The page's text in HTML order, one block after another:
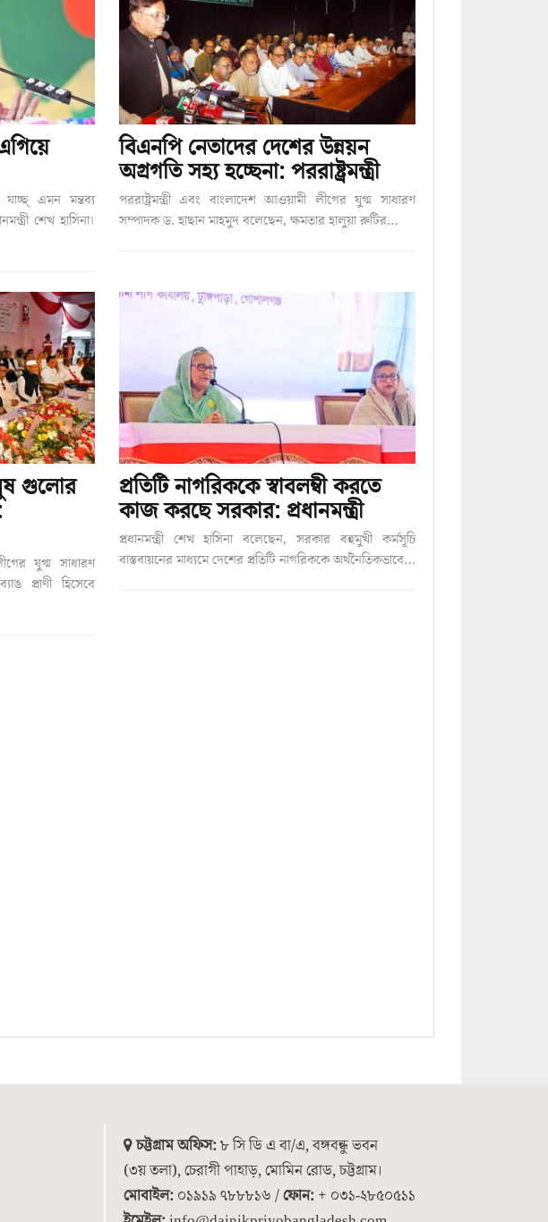
এমন মন্তব্য
শেখ হাসিনা।
বিএনপি নেতাদের দেশের উন্নয়ন
অগ্রগতি সহ্য হচ্ছেনা: পররাষ্ট্রমন্ত্রী
পররাষ্ট্রমন্ত্রী এবং বাংলাদেশ আওয়ামী লীগের যুগ্ম সাধারণ
সম্পাদক ড. হাছান মাহমুদ বলেছেন, ক্ষমতার হালুয়া রুটির…
গুলোর
যুগ্ম সাধারণ
প্রাণী হিসেবে
প্রতিটি নাগরিককে স্বাবলম্বী করতে
কাজ করছে সরকার: প্রধানমন্ত্রী
প্রধানমন্ত্রী শেখ হাসিনা বলেছেন, সরকার বহুমুখী কর্মসূচি
বাস্তবায়নের মাধ্যমে দেশের প্রতিটি নাগরিককে অর্থনৈতিকভাবে…
চট্টগ্রাম অফিস:৮ সি ডি এ বা/এ, বঙ্গবন্ধু ভবন
(৩য় তলা), চেরাগী পাহাড়, মোমিন রোড, চট্টগ্রাম।
মোবাইল: ০১৯১৯ ৭৮৮৮১৬ /ফোন: + ০৩১-২৮৫০৫১১